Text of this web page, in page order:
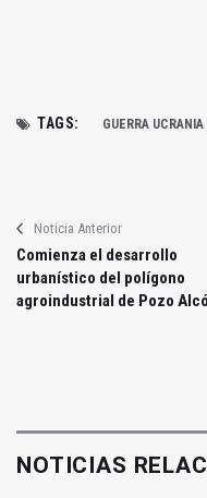
TAGS: GUERRA UCRANIA
Noticia Anterior
Comienza el desarrollo
urbanístico del polígono
agroindustrial de Pozo
NOTICIAS